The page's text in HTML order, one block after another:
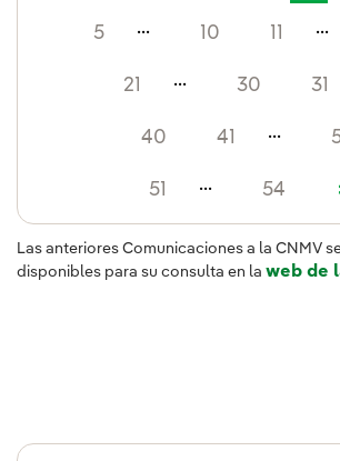
5 ... 10 11 ...
21 ... 30 31
40 41 ...
51 ... 54
Las anteriores Comunicaciones a la CNMV
disponibles para su consulta en la web de